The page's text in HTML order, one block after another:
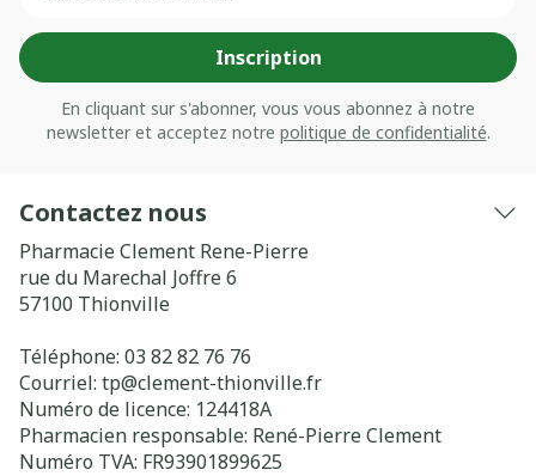
Inscription
En cliquant sur s'abonner, vous vous abonnez à notre
newsletter et acceptez notre politique de confidentialité.
Contactez nous
Pharmacie Clement Rene-Pierre
rue du Marechal Joffre 6
57100 Thionville
Téléphone: 03 82 82 76 76
Courriel: tp@clement-thionville.fr
Numéro de licence: 124418A
Pharmacien responsable: René-Pierre Clement
Numéro TVA: FR93901899625